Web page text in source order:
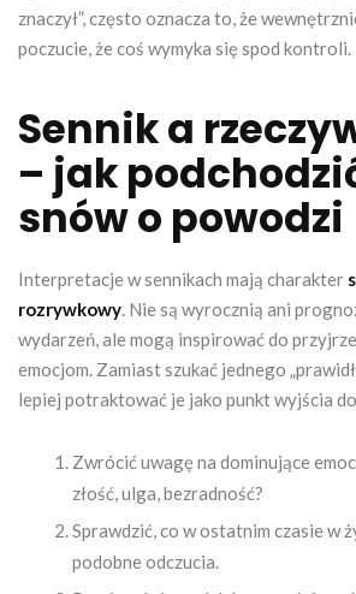
znaczył”, często oznacza to, że
poczucie, że coś wymyka się spod kontroli.
Sennik a
– jak
snów o powodzi
Interpretacje w sennikach mają charakter
rozrywkowy . Nie są wyrocznią ani
wydarzeń, ale mogą inspirować do
emocjom. Zamiast szukać jednego
lepiej potraktować je jako punkt wyjścia
Zwrócić uwagę na dominujące
złość, ulga, bezradność?
Sprawdzić, co w ostatnim czasie w
podobne odczucia.